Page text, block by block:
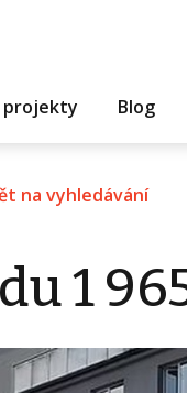
projekty Blog
na vyhledávání
1